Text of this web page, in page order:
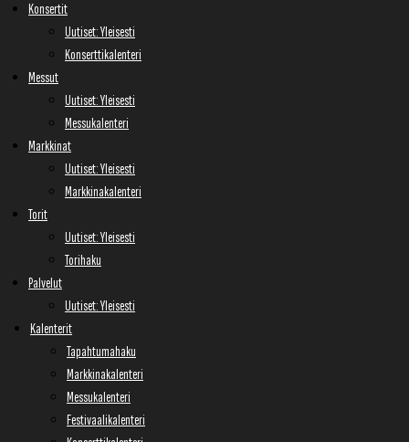
Konsertit
Uutiset: Yleisesti
Konserttikalenteri
Messut
Uutiset: Yleisesti
Messukalenteri
Markkinat
Uutiset: Yleisesti
Markkinakalenteri
Torit
Uutiset: Yleisesti
Torihaku
Palvelut
Uutiset: Yleisesti
Kalenterit
Tapahtumahaku
Markkinakalenteri
Messukalenteri
Festivaalikalenteri